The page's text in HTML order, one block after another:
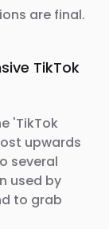
are final.
TikTok
'TikTok
upwards
several
used by
to grab